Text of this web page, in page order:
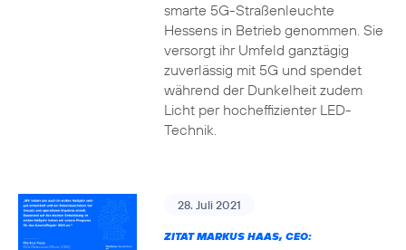
smarte 5G-Straßenleuchte
Hessens in Betrieb genommen. Sie
versorgt ihr Umfeld ganztägig
zuverlässig mit 5G und spendet
während der Dunkelheit zudem
Licht per hocheffizienter LED-
Technik.
28. Juli 2021
ZITAT MARKUS HAAS, CEO: